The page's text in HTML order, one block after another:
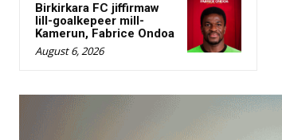
Birkirkara FC jiffirmaw
lill-goalkepeer mill-
Kamerun, Fabrice Ondoa
August 6, 2026